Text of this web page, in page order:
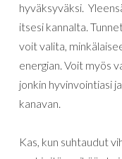
hyväksyväksi.
itsesi kannalta.
voitvalita,
energian. Voit myös
jonkin hyvinvointiasi ja
kanavan.
Kas, kun suhtaudut